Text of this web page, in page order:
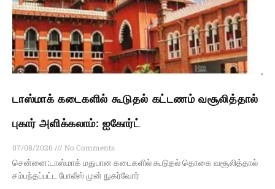
டாஸ்மாக் கடைகளில் கூடுதல் கட்டணம் வசூலித்தால்
புகார் அளிக்கலாம்: ஐகோர்ட்
07/08/2026
No Comments
சென்னை:டாஸ்மாக் மதுபான கடைகளில் கூடுதல் தொகை வசூலித்தால்
சம்பந்தப்பட்ட போலீஸ் முன் நுகர்வோர்